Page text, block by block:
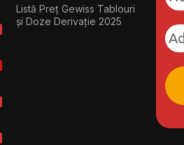
Listă Preț Gewiss Tablouri
și Doze Derivație 2025